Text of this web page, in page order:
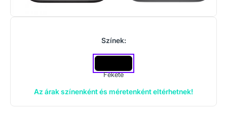
Színek:
Fekete
Az árak színenként és méretenként eltérhetnek!